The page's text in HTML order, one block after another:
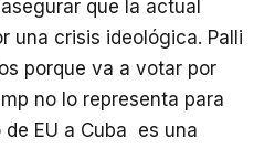
que la actual
una crisis ideológica. Palli
porque va a votar por
no lo representa para
EU a Cuba es una